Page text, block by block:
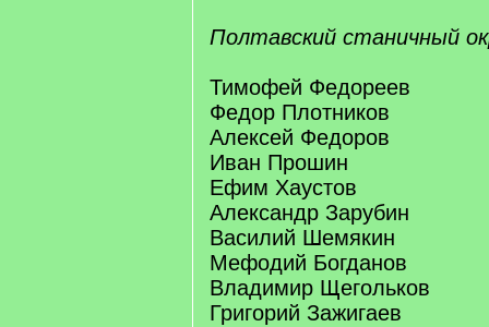
Полтавский станичный
Тимофей Федореев
Федор Плотников
Алексей Федоров
Иван Прошин
Ефим Хаустов
Александр Зарубин
Василий Шемякин
Мефодий Богданов
Владимир Щегольков
Григорий Зажигаев